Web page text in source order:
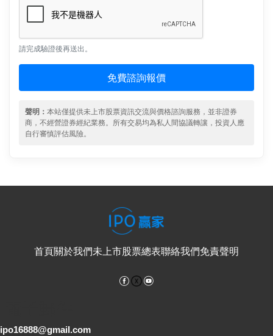
請完成驗證後再送出。
免費諮詢報價
聲明： 本站僅提供未上市股票資訊交流與價格諮詢服務，並非證券
商，不經營證券經紀業務。所有交易均為私人間協議轉讓，投資人應
自行審慎評估風險。
首頁關於我們未上市股票總表聯絡我們免責聲明
Facebook
ipo16888@gmail.com